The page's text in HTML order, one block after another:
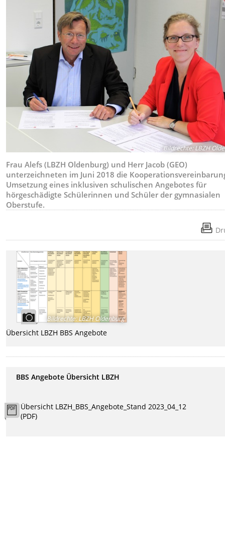
Bildrechte:LBZH
Frau Alefs (LBZH Oldenburg) und Herr Jacob (GEO)
unterzeichneten im Juni 2018 die
Umsetzung eines inklusiven schulischen Angebotes für
hörgeschädigte Schülerinnen und Schüler der gymnasialen
Oberstufe.
Bildrechte:LBZH Oldenburg
Übersicht LBZH BBS Angebote
BBS Angebote Übersicht LBZH
Übersicht LBZH_BBS_Angebote_Stand 2023_04_12
(PDF)